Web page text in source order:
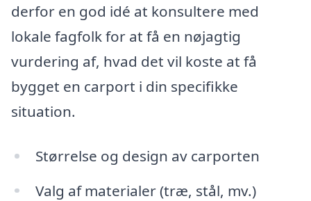
derfor en god idé at konsultere med
lokale fagfolk for at få en nøjagtig
vurdering af, hvad det vil koste at få
bygget en carport i din specifikke
situation.
Størrelse og design av carporten
Valg af materialer (træ, stål, mv.)